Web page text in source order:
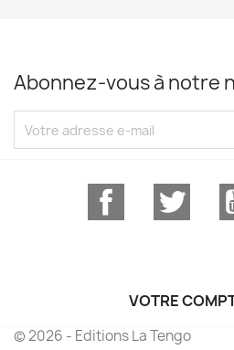
Abonnez-vous à notre
Facebook
VOTRE
© 2026 - Editions La Tengo